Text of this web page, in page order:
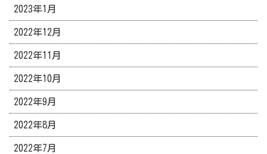
2023年1月
2022年12月
2022年11月
2022年10月
2022年9月
2022年8月
2022年7月